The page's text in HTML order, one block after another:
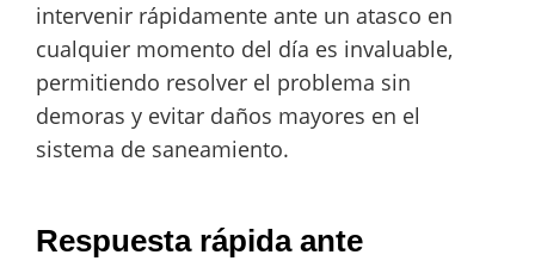
intervenir rápidamente ante un atasco en
cualquier momento del día es invaluable,
permitiendo resolver el problema sin
demoras y evitar daños mayores en el
sistema de saneamiento.
Respuesta rápida ante